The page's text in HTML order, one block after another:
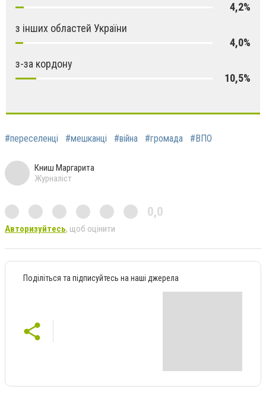
4,2%
з інших областей України
4,0%
з-за кордону
10,5%
#переселенці #мешканці #війна #громада #ВПО
Книш Маргарита
Журналіст
0,0
Авторизуйтесь, щоб оцінити
Поділіться та підписуйтесь на наші джерела